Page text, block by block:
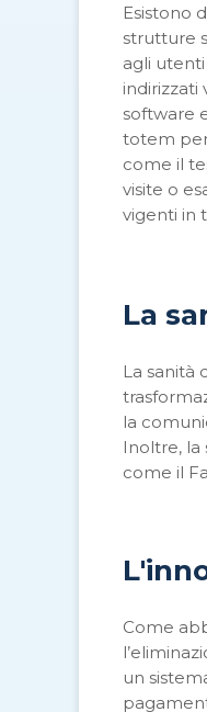
Esistono
strutture
agli
indirizzati
software
totem per
come il
visite o
vigenti in
La
La sanità
la
Inoltre, la
come il
Come
un